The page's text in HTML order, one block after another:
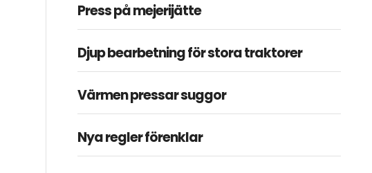
Press på mejerijätte
Djup bearbetning för stora traktorer
Värmen pressar suggor
Nya regler förenklar